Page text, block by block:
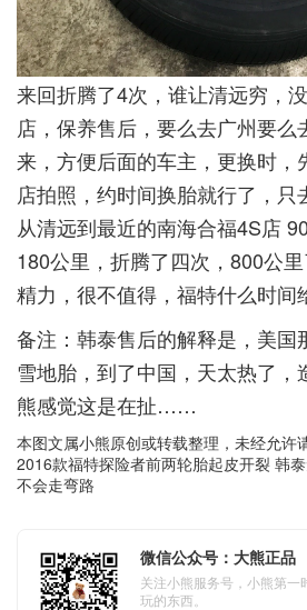
来回折腾了4次，谁让清远穷，
店，保养售后，要么去广州要么
来，方便后面的车主，更换时，
店拍照，约时间换胎就行了，只
从清远到最近的南海合福4S店
180公里，折腾了四次，800公
精力，很不值得，福特什么时间
备注：韩泰售后的解释是，美国
雪地胎，到了中国，天太热了
熊感觉这是在扯……
本图文属小熊原创或转载整理，未经允许
2016款福特探险者前两轮胎起皮开裂 韩
不会走弯路
微信公众号：大熊正品
关注小熊服务号，小熊第一
玩的东西。